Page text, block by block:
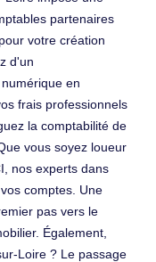
partenaires
votre création
d'un
en
frais professionnels
la comptabilité de
vous soyez loueur
nos experts dans
comptes. Une
pas vers le
Également,
Loire ? Le passage